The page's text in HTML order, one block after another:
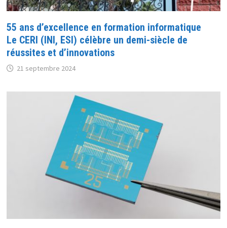
55 ans d’excellence en formation informatique
Le CERI (INI, ESI) célèbre un demi-siècle de
réussites et d’innovations
21 septembre 2024